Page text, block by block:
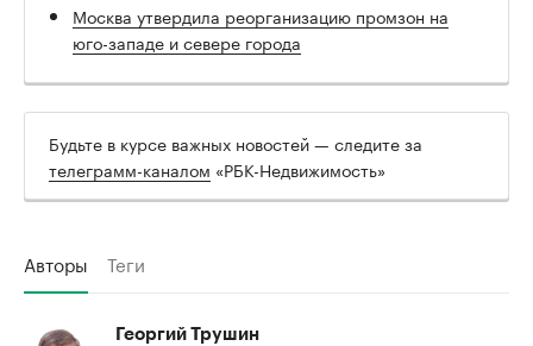
Москва утвердила реорганизацию промзон на
юго-западе и севере города
Будьте в курсе важных новостей — следите за
телеграмм-каналом «РБК-Недвижимость»
Авторы Теги
Георгий Трушин